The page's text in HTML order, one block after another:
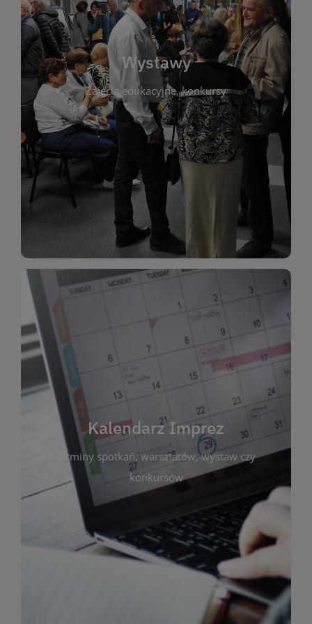
Wystawy
Zajęcia edukacyjne, konkursy
Wystawy
Biblioteka organizuje prezentujące zarówno
sztukę lokalnych twórców, jak i zbiory tematyczne.
W tej sekcji znajdziesz informacje o aktualnych
ekspozycjach oraz archiwum wystaw z
poprzednich lat. Prezentowane prace obejmują
malarstwo, fotografię, rękodzieło i inne formy
artystyczne. Każda wystawa to wyjątkowa okazja
do kontaktu z kulturą i sztuką w przestrzeni
biblioteki. Serdecznie zapraszamy wszystkich
Kalendarz Imprez
terminy spotkań, warsztatów, wystaw czy
konkursów
Kalendarz Imprez
Zakładka ta gromadzi wszystkie planowane
wydarzenia kulturalne i edukacyjne organizowane
przez bibliotekę. Możesz tu sprawdzić terminy
spotkań, warsztatów, wystaw czy konkursów.
Dzięki przejrzystemu kalendarzowi łatwo
zaplanujesz udział w interesujących Cię
wydarzeniach. Aktualizujemy harmonogram na
bieżąco, by zawsze był zgodny z planem pracy
biblioteki. Zapraszamy do śledzenia i uczestnictwa
w życiu kulturalnym miasta!
WIĘCEJ